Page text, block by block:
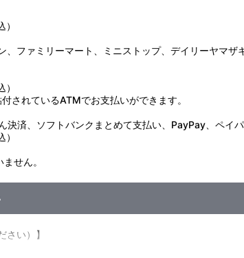
、ファミリーマート、ミニストップ、デイリーヤマザ
されているATMでお支払いができます。
決済、ソフトバンクまとめて支払い、PayPay、ペイ
せん。
さい）】